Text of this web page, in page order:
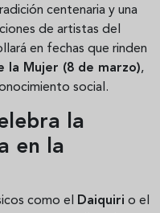
centenaria y una
de artistas del
en fechas que rinden
la Mujer (8 de marzo),
social.
la
en la
como el Daiquiri o el